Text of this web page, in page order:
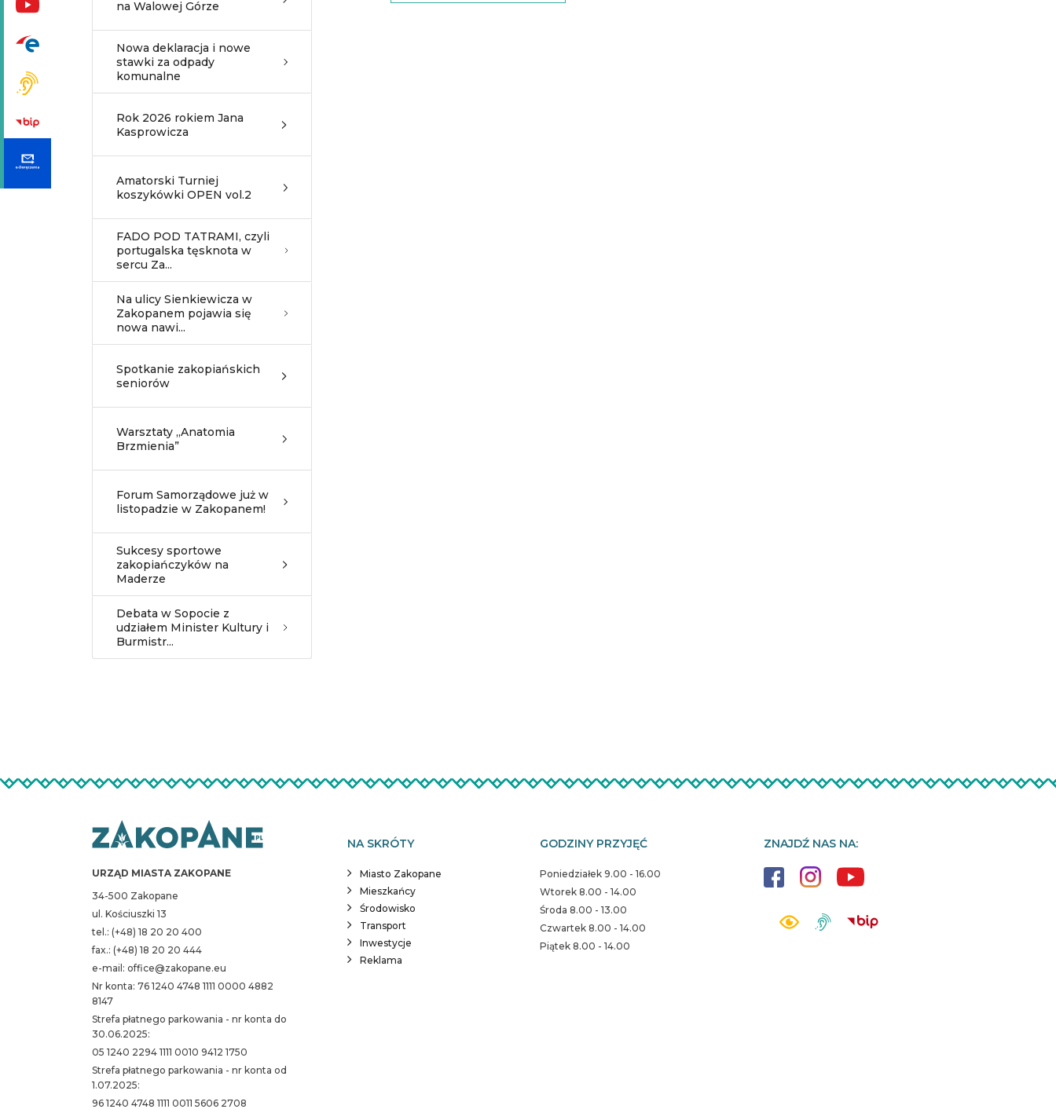
na Walowej Górze
Nowa deklaracja i nowe
stawki za odpady
komunalne
Rok 2026 rokiem Jana
Kasprowicza
Amatorski Turniej
koszykówki OPEN vol.2
FADO POD TATRAMI, czyli
portugalska tęsknota w
sercu Za...
Na ulicy Sienkiewicza w
Zakopanem pojawia się
nowa nawi...
Spotkanie zakopiańskich
seniorów
Warsztaty „Anatomia
Brzmienia”
Forum Samorządowe już w
listopadzie w Zakopanem!
Sukcesy sportowe
zakopiańczyków na
Maderze
Debata w Sopocie z
udziałem Minister Kultury i
Burmistr...
URZĄD MIASTA ZAKOPANE
34-500 Zakopane
ul. Kościuszki 13
tel.: (+48) 18 20 20 400
fax.: (+48) 18 20 20 444
e-mail: office@zakopane.eu
Nr konta: 76 1240 4748 1111 0000 4882
8147
Strefa płatnego parkowania - nr konta do
30.06.2025:
05 1240 2294 1111 0010 9412 1750
Strefa płatnego parkowania - nr konta od
1.07.2025:
96 1240 4748 1111 0011 5606 2708
NA SKRÓTY
Miasto Zakopane
Mieszkańcy
Środowisko
Transport
Inwestycje
Reklama
GODZINY PRZYJĘĆ
Poniedziałek 9.00 - 16.00
Wtorek 8.00 - 14.00
Środa 8.00 - 13.00
Czwartek 8.00 - 14.00
Piątek 8.00 - 14.00
ZNAJDŹ NAS NA: